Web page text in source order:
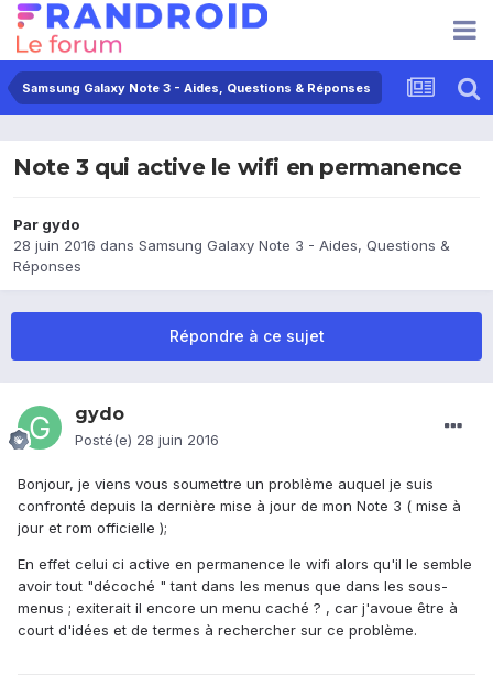
Samsung Galaxy Note 3 - Aides, Questions & Réponses
Note 3 qui active le wifi en permanence
Par gydo
28 juin 2016 dans Samsung Galaxy Note 3 - Aides, Questions &
Réponses
Répondre à ce sujet
gydo
Posté(e) 28 juin 2016
Bonjour, je viens vous soumettre un problème auquel je suis
confronté depuis la dernière mise à jour de mon Note 3 ( mise à
jour et rom officielle );
En effet celui ci active en permanence le wifi alors qu'il le semble
avoir tout "décoché " tant dans les menus que dans les sous-
menus ; exiterait il encore un menu caché ? , car j'avoue être à
court d'idées et de termes à rechercher sur ce problème.